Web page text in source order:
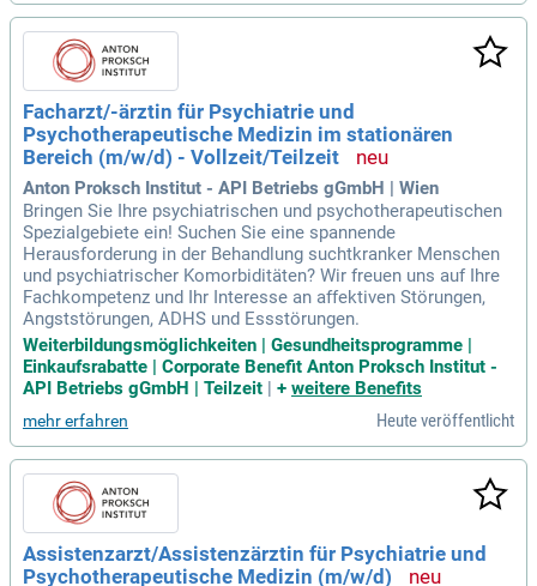
Facharzt/-ärztin für Psychiatrie und
Psychotherapeutische Medizin im stationären
Bereich (m/w/d) - Vollzeit/Teilzeit
Anton Proksch Institut - API Betriebs gGmbH | Wien
Bringen Sie Ihre psychiatrischen und psychotherapeutischen
Spezialgebiete ein! Suchen Sie eine spannende
Herausforderung in der Behandlung suchtkranker Menschen
und psychiatrischer Komorbiditäten? Wir freuen uns auf Ihre
Fachkompetenz und Ihr Interesse an affektiven Störungen,
Angststörungen, ADHS und Essstörungen.
Weiterbildungsmöglichkeiten | Gesundheitsprogramme |
Einkaufsrabatte | Corporate Benefit Anton Proksch Institut -
API Betriebs gGmbH | Teilzeit | + weitere Benefits
mehr erfahren Heute veröffentlicht
Assistenzarzt/Assistenzärztin für Psychiatrie und
Psychotherapeutische Medizin (m/w/d)